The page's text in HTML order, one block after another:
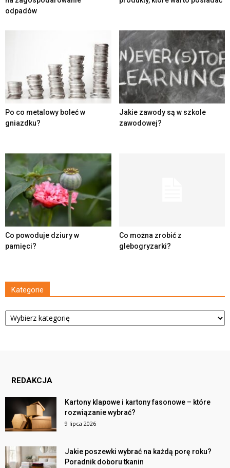
odpadów
Po co metalowy boleć w
gniazdku?
Jakie zawody są w szkole
zawodowej?
Co powoduje dziury w
pamięci?
Co można zrobić z
glebogryzarki?
Kategorie
Kategorie
REDAKCJA
Kartony klapowe i kartony fasonowe – które
rozwiązanie wybrać?
9 lipca 2026
Jakie poszewki wybrać na każdą porę roku?
Poradnik doboru tkanin